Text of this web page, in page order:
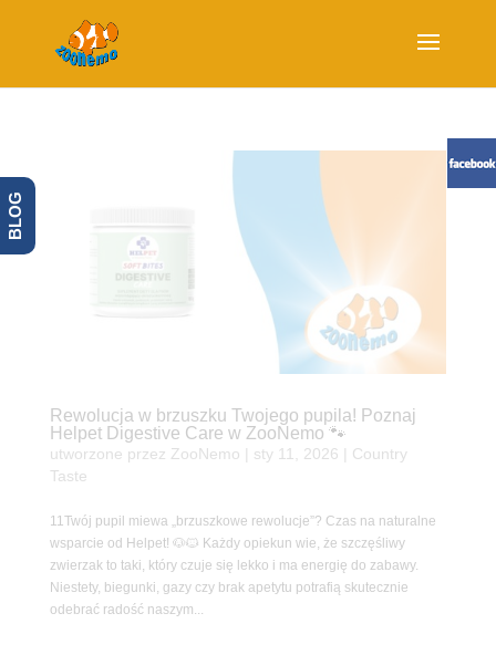
Rewolucja w brzuszku Twojego pupila! Poznaj
Helpet Digestive Care w ZooNemo 🐾
utworzone przez ZooNemo sty 11, 2026
Country
Taste
11Twój pupil miewa „brzuszkowe rewolucje”? Czas na naturalne
wsparcie od Helpet! 🐶🐱 Każdy opiekun wie, że szczęśliwy
zwierzak to taki, który czuje się lekko i ma energię do zabawy.
Niestety, biegunki, gazy czy brak apetytu potrafią skutecznie
odebrać radość naszym...
BLOG